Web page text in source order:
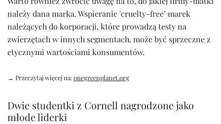
należy dana marka. Wspieranie 'cruelty-free’ marek
należących do korporacji, które prowadzą testy na
zwierzętach w innych segmentach, może być sprzeczne z
etycznymi wartościami konsumentów.
→ Przeczytaj więcej na:onegreenplanet.org
Dwie studentki z Cornell nagrodzone jako
młode liderki